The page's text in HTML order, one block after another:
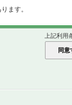
ます。
上記利用